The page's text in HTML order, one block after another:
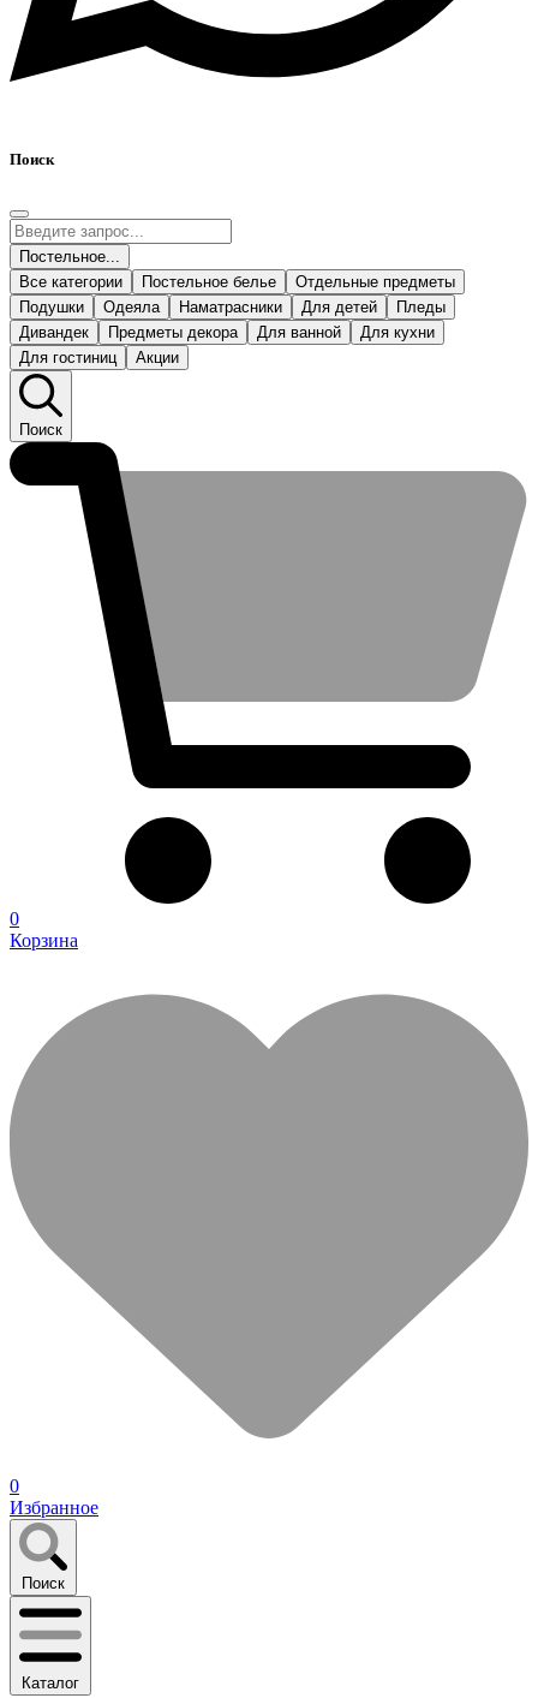
Поиск
Постельное...
Все категории
Постельное белье
Отдельные предметы
Подушки
Одеяла Наматрасники Для детей
Пледы
Дивандек
Предметы декора Для ванной
Для кухни
Для гостиниц
Акции
Поиск
0
Корзина
0
Избранное
Поиск
Каталог